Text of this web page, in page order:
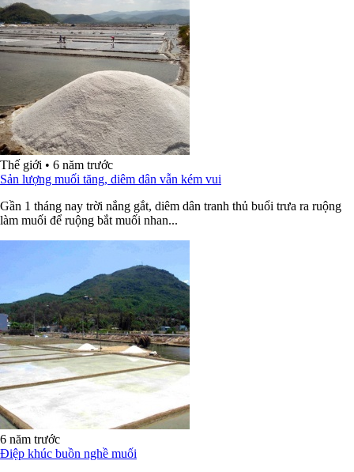
Thế giới • 6 năm trước
Sản lượng muối tăng, diêm dân vẫn kém vui
Gần 1 tháng nay trời nắng gắt, diêm dân tranh thủ buổi trưa ra ruộng
làm muối để ruộng bắt muối nhan...
6 năm trước
Điệp khúc buồn nghề muối